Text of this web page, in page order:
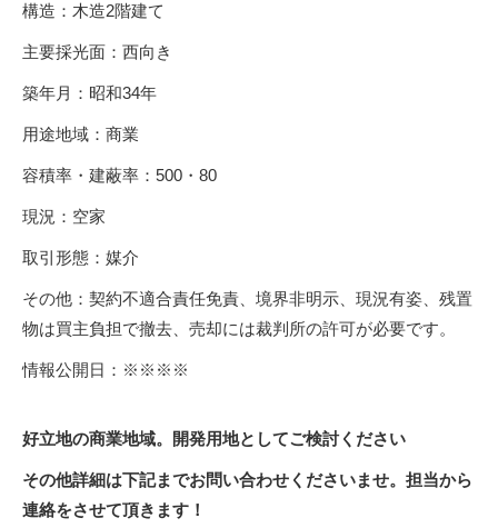
構造：木造2階建て
主要採光面：西向き
築年月：昭和34年
用途地域：商業
容積率・建蔽率：500・80
現況：空家
取引形態：媒介
その他：契約不適合責任免責、境界非明示、現況有姿、残置
物は買主負担で撤去、売却には裁判所の許可が必要です。
情報公開日：※※※※
好立地の商業地域。開発用地としてご検討ください
その他詳細は下記までお問い合わせくださいませ。担当から
連絡をさせて頂きます！